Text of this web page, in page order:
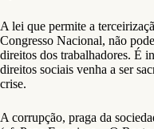
A lei que permite a
Congresso Nacional, não
direitos dos trabalhadores. É
direitos sociais venha a ser
crise.
A corrupção, praga da